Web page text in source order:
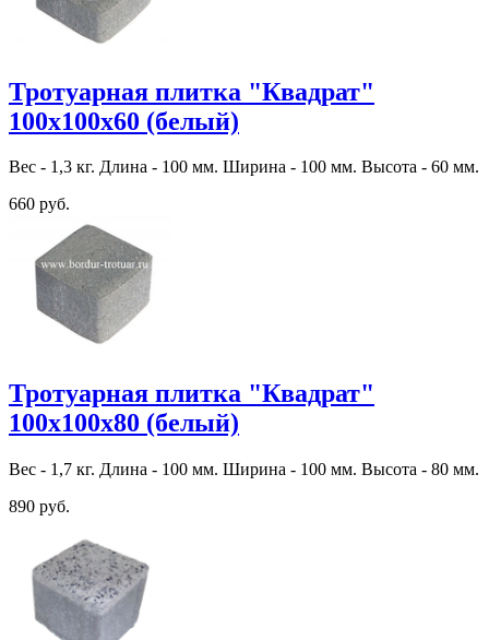
Тротуарная плитка "Квадрат"
100х100х60 (белый)
Вес - 1,3 кг. Длина - 100 мм. Ширина - 100 мм. Высота - 60 мм.
660 руб.
Тротуарная плитка "Квадрат"
100х100х80 (белый)
Вес - 1,7 кг. Длина - 100 мм. Ширина - 100 мм. Высота - 80 мм.
890 руб.